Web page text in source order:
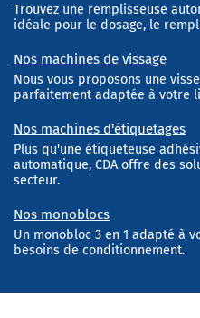
Trouvez une remplisseuse
idéale pour le dosage, le
Nos machines de vissage
Nous vous proposons une
parfaitement adaptée à votre
Nos machines d'étiquetages
Plus qu'une étiqueteuse
automatique, CDA offre des
secteur.
Nos monoblocs
Un monobloc 3 en 1 adapté à
besoins de conditionnement.